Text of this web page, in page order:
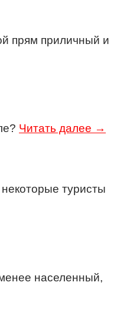
прям приличный и
Читать далее →
туристы
населенный,